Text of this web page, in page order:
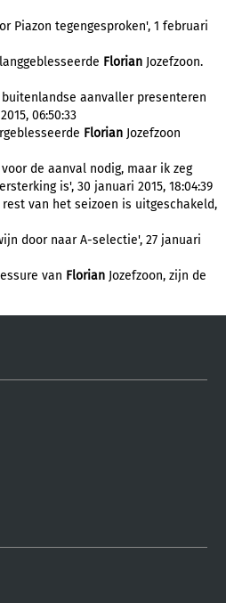
Piazon tegengesproken', 1 februari
Florian Jozefzoon.
buitenlandse aanvaller presenteren
06:50:33
Florian Jozefzoon
de aanval nodig, maar ik zeg
is', 30 januari 2015, 18:04:39
rest van het seizoen is uitgeschakeld,
door naar A-selectie', 27 januari
van Florian Jozefzoon, zijn de